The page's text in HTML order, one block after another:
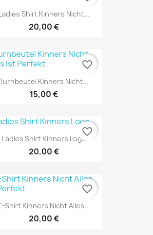
Shirt Kinners Nicht...
20,00 €
Kinners Nicht...
15,00 €
favorite_border
Ladies Shirt Kinners Logo
20,00 €
favorite_border
Shirt Kinners Nicht Alles...
20,00 €
favorite_border